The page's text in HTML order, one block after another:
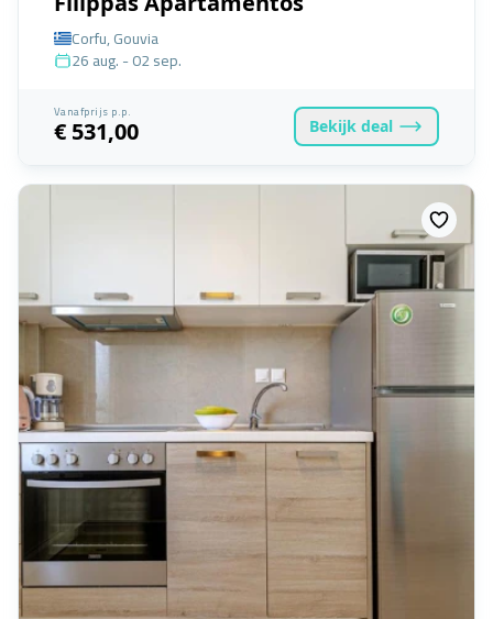
Corfu, Gouvia
26 aug. - 02 sep.
Vanafprijs p.p.
€ 531,00 Bekijk deal